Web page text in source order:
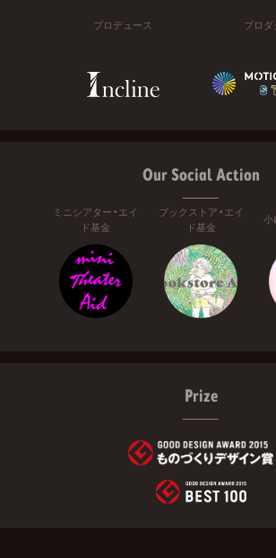
プロデュース プロ
Our Social Action
ミニシアター・エイ
ド基金
ブックストア・エイ
ド基金
小
Prize